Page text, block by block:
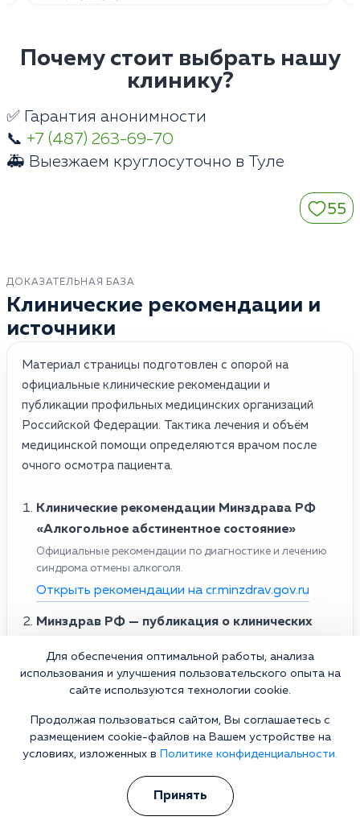
Почему стоит выбрать нашу
клинику?
✅ Гарантия анонимности
📞 +7 (487) 263-69-70
🚑 Выезжаем круглосуточно в Туле
55
ДОКАЗАТЕЛЬНАЯ БАЗА
Клинические рекомендации и
источники
Материал страницы подготовлен с опорой на
официальные клинические рекомендации и
публикации профильных медицинских организаций
Российской Федерации. Тактика лечения и объём
медицинской помощи определяются врачом после
очного осмотра пациента.
Клинические рекомендации Минздрава РФ
«Алкогольное абстинентное состояние»
Официальные рекомендации по диагностике и лечению
синдрома отмены алкоголя.
Открыть рекомендации на cr.minzdrav.gov.ru
Минздрав РФ — публикация о клинических
Разъяснение подходов к лечению алкогольной
Национальное наркологическое общество
Профессиональные материалы по лечению алкогольной
зависимости и купированию абстинентных состояний.
Официальный сайт ННО
Для обеспечения оптимальной работы, анализа
использования и улучшения пользовательского опыта на
сайте используются технологии cookie.
Продолжая пользоваться сайтом, Вы соглашаетесь с
размещением cookie-файлов на Вашем устройстве на
условиях, изложенных в
Политике конфиденциальности.
Принять